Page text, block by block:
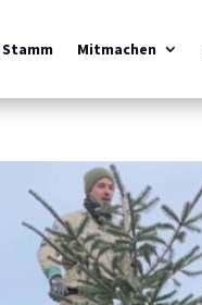
Stamm Mitmachen